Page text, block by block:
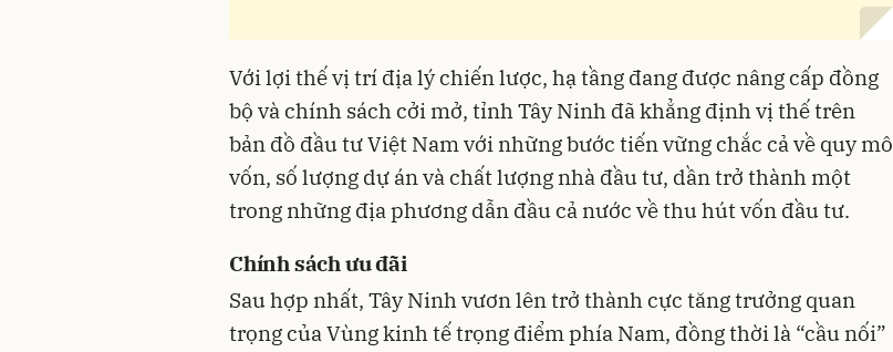
Với lợi thế vị trí địa lý chiến lược, hạ tầng đang được nâng cấp đồng
bộ và chính sách cởi mở, tỉnh Tây Ninh đã khẳng định vị thế trên
bản đồ đầu tư Việt Nam với những bước tiến vững chắc cả về quy mô
vốn, số lượng dự án và chất lượng nhà đầu tư, dần trở thành một
trong những địa phương dẫn đầu cả nước về thu hút vốn đầu tư.
Chính sách ưu đãi
Sau hợp nhất, Tây Ninh vươn lên trở thành cực tăng trưởng quan
trọng của Vùng kinh tế trọng điểm phía Nam, đồng thời là “cầu nối”